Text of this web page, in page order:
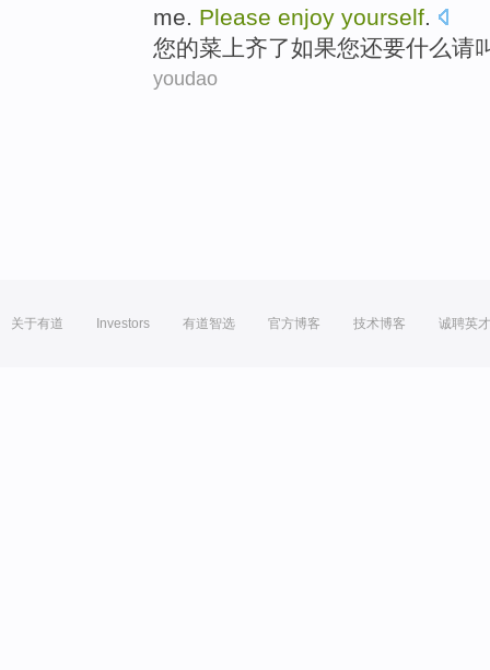
me. Please enjoy yourself.
您的菜上齐了如果您还要什么请
youdao
关于有道 Investors 有道智选 官方博客 技术博客 诚聘英才